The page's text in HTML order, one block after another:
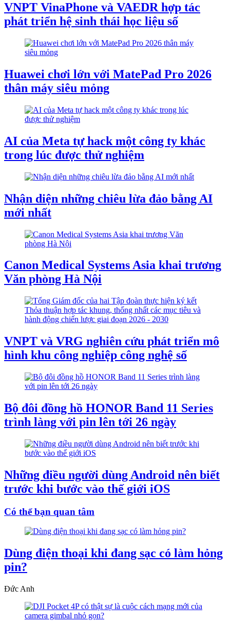
VNPT VinaPhone và VAEDR hợp tác
phát triển hệ sinh thái học liệu số
Huawei chơi lớn với MatePad Pro 2026
thân máy siêu mỏng
AI của Meta tự hack một công ty khác
trong lúc được thử nghiệm
Nhận diện những chiêu lừa đảo bằng AI
mới nhất
Canon Medical Systems Asia khai trương
Văn phòng Hà Nội
VNPT và VRG nghiên cứu phát triển mô
hình khu công nghiệp công nghệ số
Bộ đôi đồng hồ HONOR Band 11 Series
trình làng với pin lên tới 26 ngày
Những điều người dùng Android nên biết
trước khi bước vào thế giới iOS
Có thể bạn quan tâm
Dùng điện thoại khi đang sạc có làm hỏng
pin?
Đức Anh